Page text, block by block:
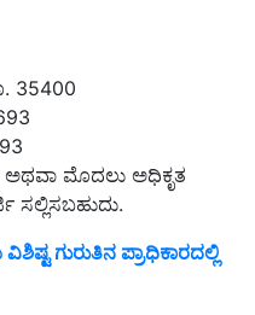
35400
ಮೊದಲು ಅಧಿಕೃತ
ಗುರುತಿನ ಪ್ರಾಧಿಕಾರದಲ್ಲಿ